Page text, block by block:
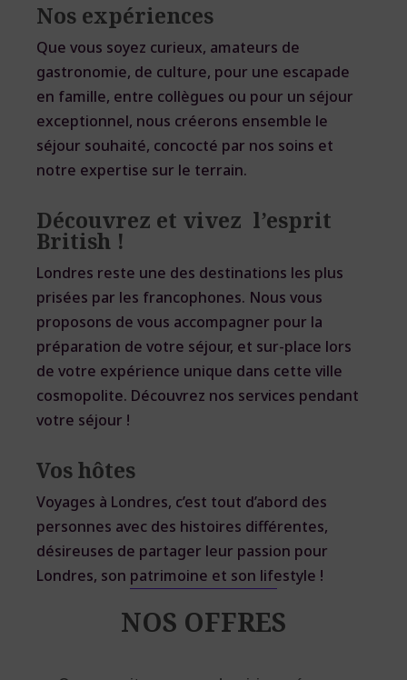
Nos expériences
Que vous soyez curieux, amateurs de
gastronomie, de culture, pour une escapade
en famille, entre collègues ou pour un séjour
exceptionnel, nous créerons ensemble le
séjour souhaité, concocté par nos soins et
notre expertise sur le terrain.
Découvrez et vivez l’esprit
British !
Londres reste une des destinations les plus
prisées par les francophones. Nous vous
proposons de vous accompagner pour la
préparation de votre séjour, et sur-place lors
de votre expérience unique dans cette ville
cosmopolite. Découvrez nos services pendant
votre séjour !
Vos hôtes
Voyages à Londres, c’est tout d’abord des
personnes avec des histoires différentes,
désireuses de partager leur passion pour
Londres, son patrimoine et son lifestyle !
NOS OFFRES